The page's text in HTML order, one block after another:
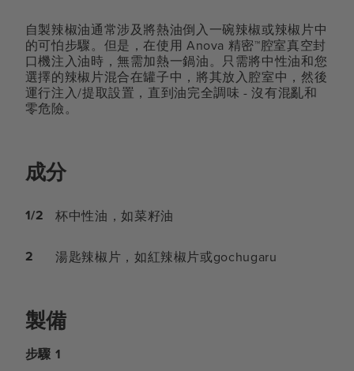
自製辣椒油通常涉及將熱油倒入一碗辣椒或辣椒片中
的可怕步驟。但是，在使用 Anova 精密™腔室真空封
口機注入油時，無需加熱一鍋油。只需將中性油和您
選擇的辣椒片混合在罐子中，將其放入腔室中，然後
運行注入/提取設置，直到油完全調味 - 沒有混亂和
零危險。
成分
1/2 杯中性油，如菜籽油
2 湯匙辣椒片，如紅辣椒片或gochugaru
製備
步驟 1